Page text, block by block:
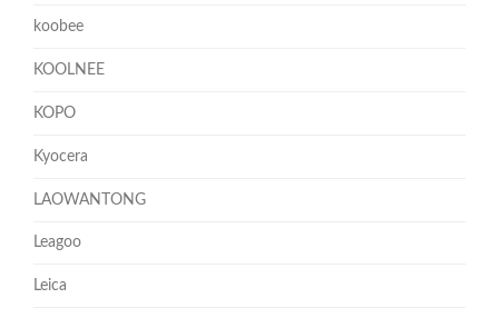
koobee
KOOLNEE
KOPO
Kyocera
LAOWANTONG
Leagoo
Leica